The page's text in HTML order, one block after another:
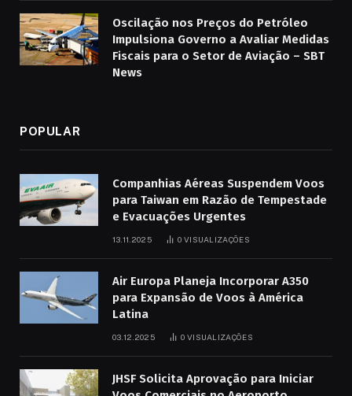
Oscilação nos Preços do Petróleo
Impulsiona Governo a Avaliar Medidas
Fiscais para o Setor de Aviação – SBT
News
POPULAR
Companhias Aéreas Suspendem Voos
para Taiwan em Razão de Tempestade
e Evacuações Urgentes
13.11.2025 0 VISUALIZAÇÕES
Air Europa Planeja Incorporar A350
para Expansão de Voos à América
Latina
03.12.2025 0 VISUALIZAÇÕES
JHSF Solicita Aprovação para Iniciar